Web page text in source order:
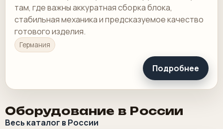
там, где важны аккуратная сборка блока,
стабильная механика и предсказуемое качество
готового изделия.
Германия
Подробнее
Оборудование в России
Весь каталог в России